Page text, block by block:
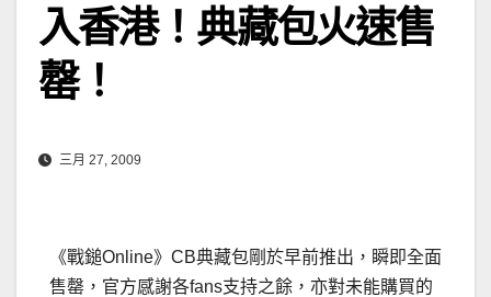
入香港！典藏包火速售
罄！
三月 27, 2009
《戰鎚Online》CB典藏包剛於早前推出，瞬即全面
售罄，官方感謝各fans支持之餘，亦對未能購買的